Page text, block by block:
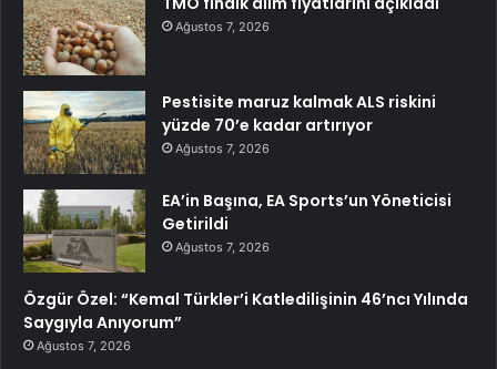
Ağustos 7, 2026
Pestisite maruz kalmak ALS riskini
yüzde 70’e kadar artırıyor
Ağustos 7, 2026
EA’in Başına, EA Sports’un Yöneticisi
Getirildi
Ağustos 7, 2026
Özgür Özel: “Kemal Türkler’i Katledilişinin 46’ncı Yılında
Saygıyla Anıyorum”
Ağustos 7, 2026